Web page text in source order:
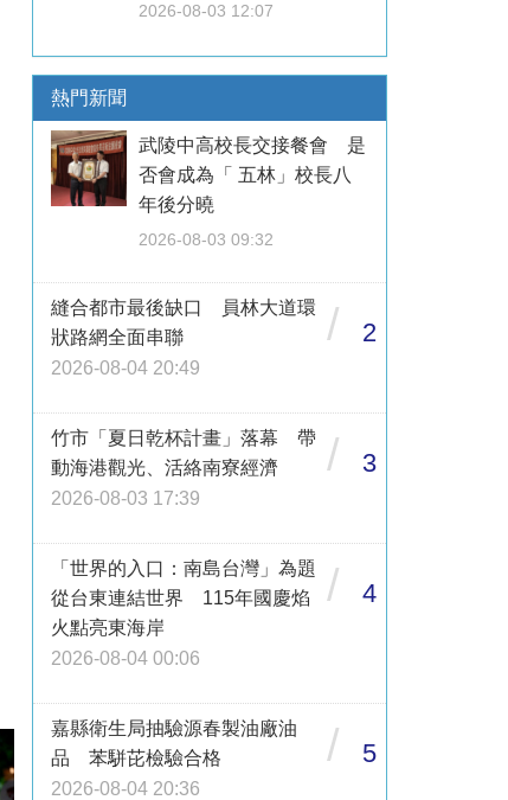
2026-08-03 12:07
熱門新聞
武陵中高校長交接餐會 是
否會成為「 五林」校長八
年後分曉
2026-08-03 09:32
縫合都市最後缺口 員林大道環
狀路網全面串聯
2026-08-04 20:49
/ 2
竹市「夏日乾杯計畫」落幕 帶
動海港觀光、活絡南寮經濟
2026-08-03 17:39
/ 3
「世界的入口：南島台灣」為題
從台東連結世界 115年國慶焰
火點亮東海岸
2026-08-04 00:06
/ 4
嘉縣衛生局抽驗源春製油廠油
品 苯駢芘檢驗合格
2026-08-04 20:36
/ 5